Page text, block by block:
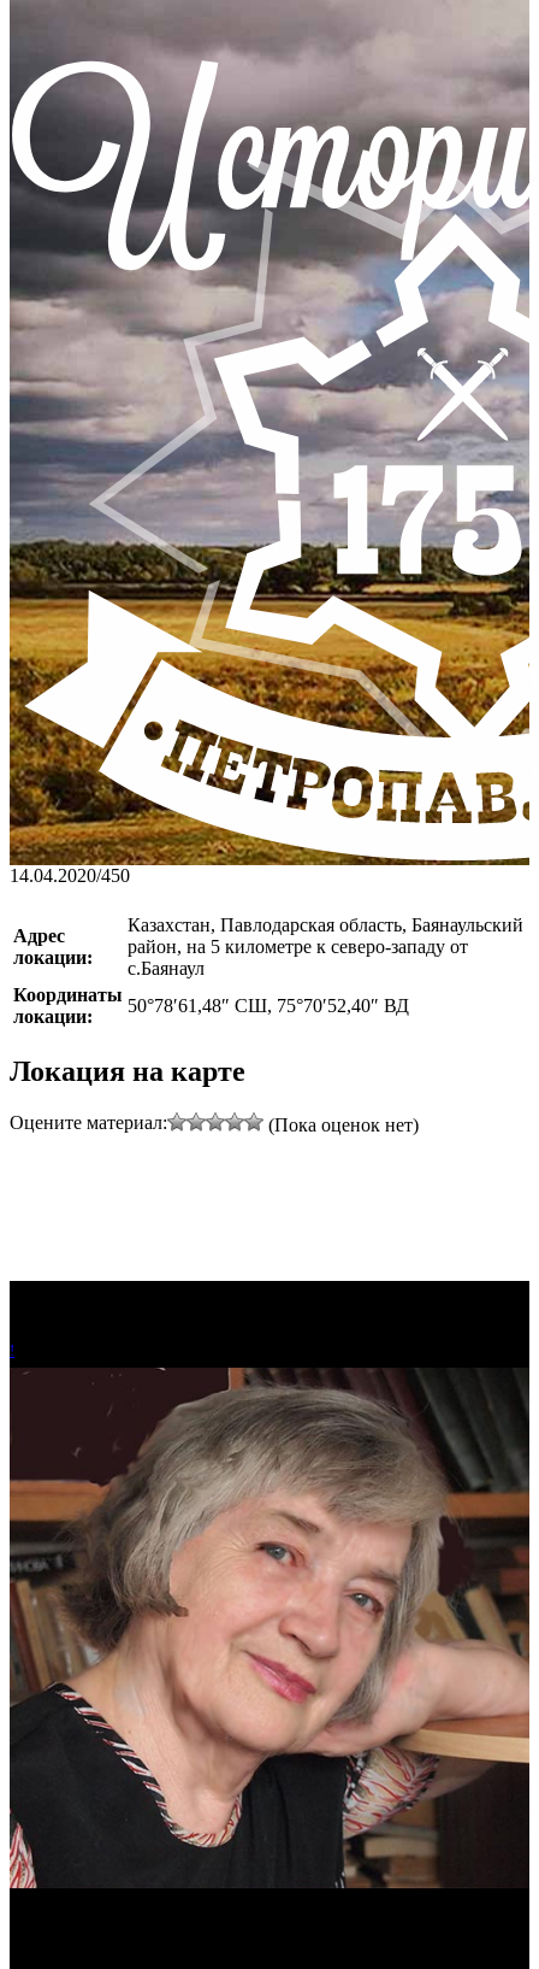
14.04.2020/450
Адрес
локации:
Казахстан, Павлодарская область, Баянаульский
район, на 5 километре к северо-западу от
с.Баянаул
Координаты
локации:
50°78′61,48″ СШ, 75°70′52,40″ ВД
Локация на карте
Оцените материал: (Пока оценок нет)
!